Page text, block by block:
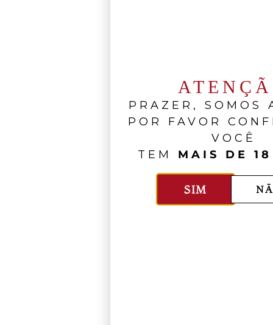
PRAZER, SOMOS
POR FAVOR
VOCÊ
TEM MAIS DE
SIM